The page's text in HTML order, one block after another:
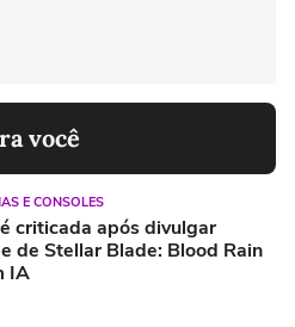
você
E CONSOLES
criticada após divulgar
de Stellar Blade: Blood Rain
IA